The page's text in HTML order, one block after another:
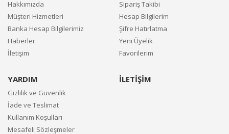
Hakkımızda
Müşteri Hizmetleri
Banka Hesap Bilgilerimiz
Haberler
İletişim
Sipariş Takibi
Hesap Bilgilerim
Şifre Hatırlatma
Yeni Üyelik
Favorilerim
YARDIM
Gizlilik ve Güvenlik
İade ve Teslimat
Kullanım Koşulları
Mesafeli Sözleşmeler
İLETİŞİM